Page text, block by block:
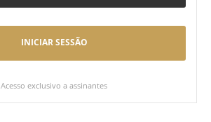
INICIAR SESSÃO
Acesso exclusivo a assinantes